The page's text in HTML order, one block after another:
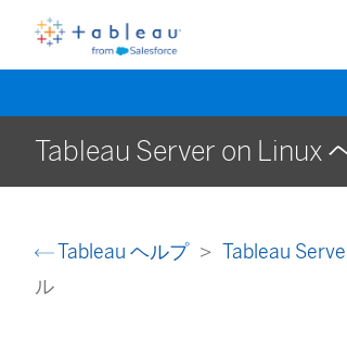
Tableau Server on Linux
Tableau ヘルプ Tableau
ル